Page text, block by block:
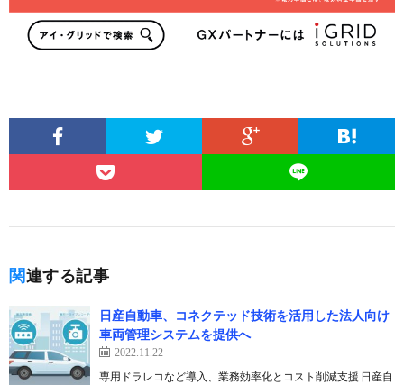
関連する記事
日産自動車、コネクテッド技術を活用した法人向け
車両管理システムを提供へ
2022.11.22
専用ドラレコなど導入、業務効率化とコスト削減支援 日産自